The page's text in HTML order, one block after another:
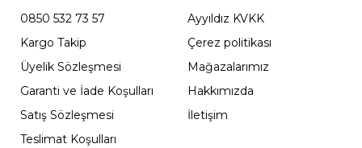
0850 532 73 57
Kargo Takip
Üyelik Sözleşmesi
Garanti ve İade Koşulları
Satış Sözleşmesi
Teslimat Koşulları
Ayyıldız KVKK
Çerez politikası
Mağazalarımız
Hakkımızda
İletişim